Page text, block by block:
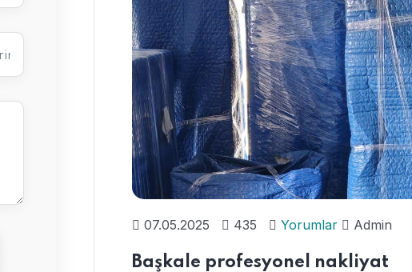
07.05.2025 435 Yorumlar Admin
Başkale profesyonel nakliyat